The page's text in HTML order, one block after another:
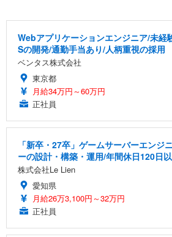
Webアプリケーションエンジニア/未経
Sの開発/通勤手当あり/人柄重視の採用
ベンタス株式会社
東京都
月給34万円～60万円
正社員
「新卒・27卒」ゲームサーバーエンジ
ーの設計・構築・運用/年間休日120日
株式会社Le Lien
愛知県
月給26万3,100円～32万円
正社員